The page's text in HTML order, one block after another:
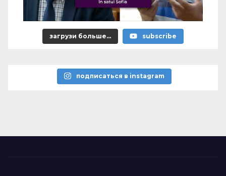
загрузи больше... subscribe
подписаться в instagram